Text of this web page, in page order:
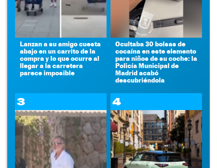
Lanzan a su amigo cuesta
abajo en un carrito de la
compra y lo que ocurre al
llegar a la carretera
parece imposible
Ocultaba 30 bolsas de
cocaína en este elemento
para niños de su coche: la
Policía Municipal de
Madrid acabó
descubriéndola
3 4